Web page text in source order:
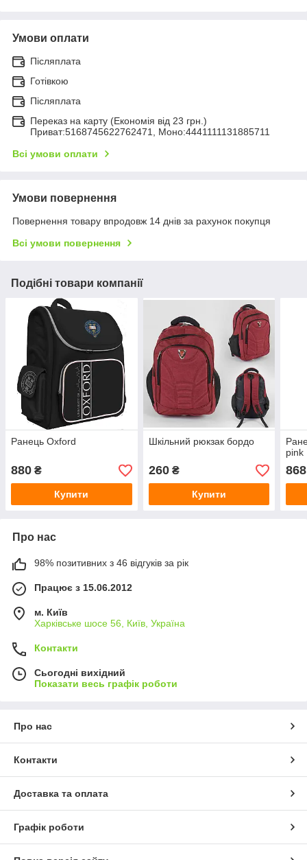
Умови оплати
Післяплата
Готівкою
Післяплата
Переказ на карту (Економія від 23 грн.)
Приват:5168745622762471, Моно:4441111131885711
Всі умови оплати
Умови повернення
Повернення товару впродовж 14 днів за рахунок покупця
Всі умови повернення
Подібні товари компанії
Ранець Oxford
880 ₴
Купити
Шкільний рюкзак бордо
260₴
Купити
pink
868
Про нас
98% позитивних з 46 відгуків за рік
Працює з 15.06.2012
м. Київ
Харківське шосе 56, Київ, Україна
Контакти
Сьогодні вихідний
Показати весь графік роботи
Про нас
Контакти
Доставка та оплата
Графік роботи